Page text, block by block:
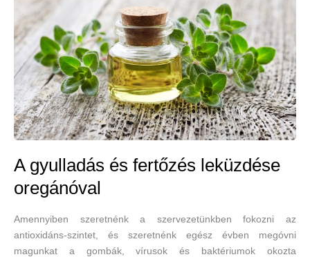
gyógynövényekkel
–
1.
rész
A gyulladás és fertőzés leküzdése
oregánóval
Amennyiben szeretnénk a szervezetünkben fokozni az
antioxidáns-szintet, és szeretnénk egész évben megóvni
magunkat a gombák, vírusok és baktériumok okozta